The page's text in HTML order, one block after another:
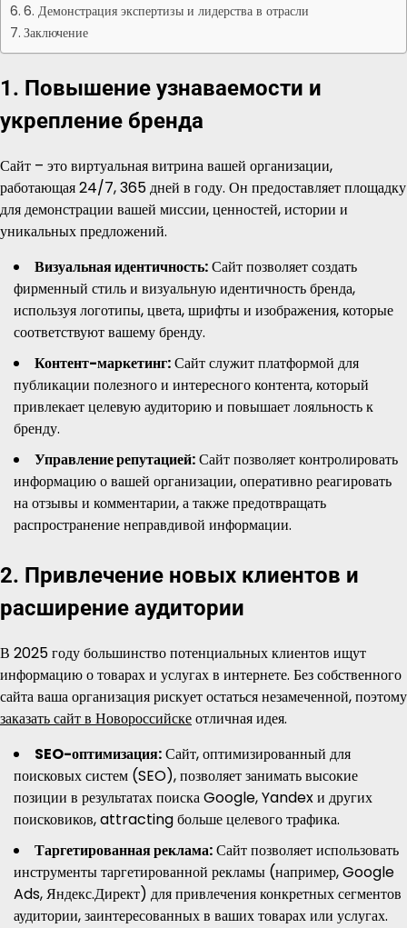
6. Демонстрация экспертизы и лидерства в отрасли
Заключение
1. Повышение узнаваемости и
укрепление бренда
Сайт – это виртуальная витрина вашей организации,
работающая 24/7, 365 дней в году. Он предоставляет площадку
для демонстрации вашей миссии, ценностей, истории и
уникальных предложений.
Визуальная идентичность:Сайт позволяет создать
фирменный стиль и визуальную идентичность бренда,
используя логотипы, цвета, шрифты и изображения, которые
соответствуют вашему бренду.
Контент-маркетинг:Сайт служит платформой для
публикации полезного и интересного контента, который
привлекает целевую аудиторию и повышает лояльность к
бренду.
Управление репутацией:Сайт позволяет контролировать
информацию о вашей организации, оперативно реагировать
на отзывы и комментарии, а также предотвращать
распространение неправдивой информации.
2. Привлечение новых клиентов и
расширение аудитории
В 2025 году большинство потенциальных клиентов ищут
информацию о товарах и услугах в интернете. Без собственного
сайта ваша организация рискует остаться незамеченной, поэтому
заказать сайт в Новороссийскеотличная идея.
SEO-оптимизация:Сайт, оптимизированный для
поисковых систем (SEO), позволяет занимать высокие
позиции в результатах поиска Google, Yandex и других
поисковиков, attracting больше целевого трафика.
Таргетированная реклама:Сайт позволяет использовать
инструменты таргетированной рекламы (например, Google
Ads, Яндекс.Директ) для привлечения конкретных сегментов
аудитории, заинтересованных в ваших товарах или услугах.